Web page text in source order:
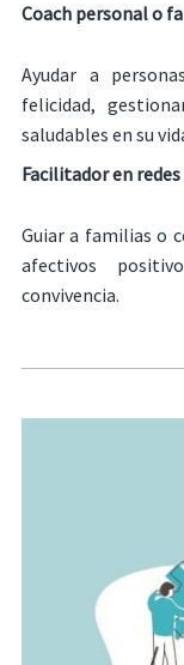
Coach personal o
Ayudar a
felicidad,
saludables en su
Facilitador en
Guiar a familias o
afectivos
convivencia.